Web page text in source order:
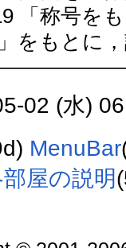
「称号を
をもとに
02 (水)
MenuBar
屋の説明